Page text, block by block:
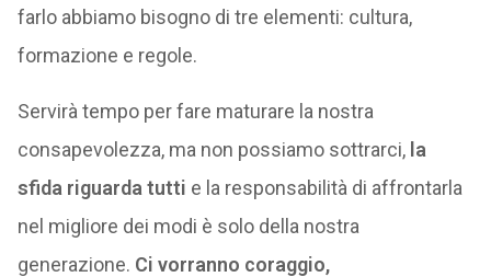
farlo abbiamo bisogno di tre elementi: cultura,
formazione e regole.
Servirà tempo per fare maturare la nostra
consapevolezza, ma non possiamo sottrarci, la
sfida riguarda tutti e la responsabilità di affrontarla
nel migliore dei modi è solo della nostra
generazione. Ci vorranno coraggio,